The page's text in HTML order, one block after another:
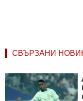
СВЪРЗАНИ